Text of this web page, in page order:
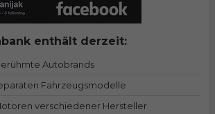
enthält derzeit:
Autobrands
Fahrzeugsmodelle
verschiedener Hersteller